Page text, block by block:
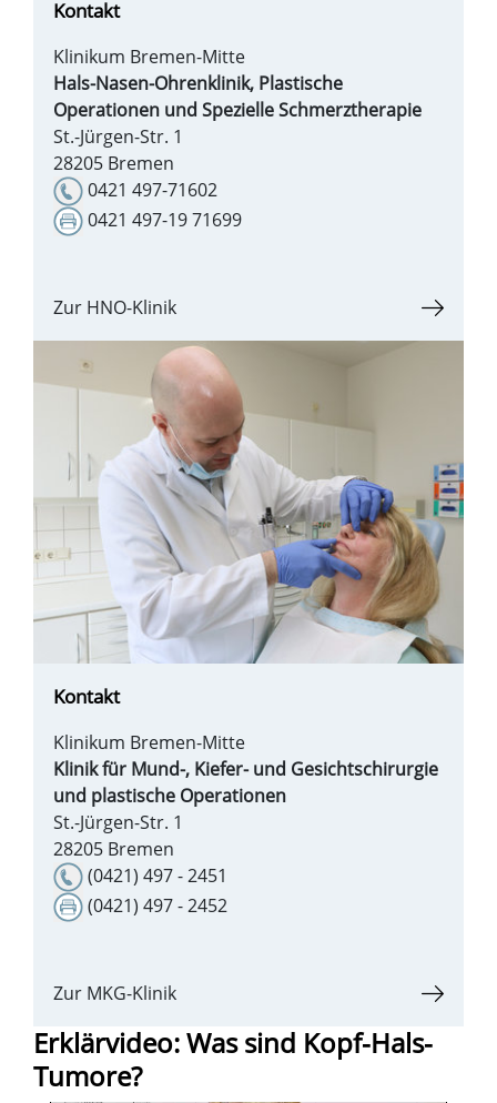
Kontakt
Klinikum Bremen-Mitte
Hals-Nasen-Ohrenklinik, Plastische
Operationen und Spezielle Schmerztherapie
St.-Jürgen-Str. 1
28205 Bremen
0421 497-71602
0421 497-19 71699
Zur HNO-Klinik
Kontakt
Klinikum Bremen-Mitte
Klinik für Mund-, Kiefer- und Gesichtschirurgie
und plastische Operationen
St.-Jürgen-Str. 1
28205 Bremen
(0421) 497 - 2451
(0421) 497 - 2452
Zur MKG-Klinik
Erklärvideo: Was sind Kopf-Hals-
Tumore?